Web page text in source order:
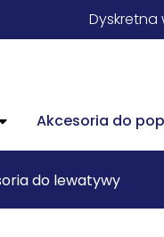
Dyskretna
Akcesoria do
do lewatywy